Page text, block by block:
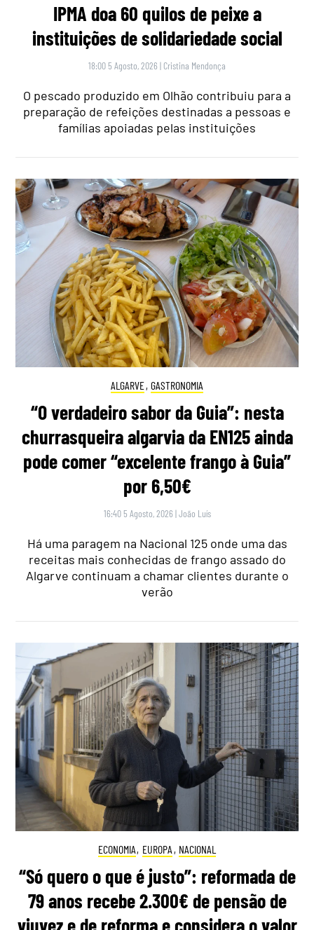
IPMA doa 60 quilos de peixe a
instituições de solidariedade social
18:00 5 Agosto, 2026 | Cristina Mendonça
O pescado produzido em Olhão contribuiu para a
preparação de refeições destinadas a pessoas e
famílias apoiadas pelas instituições
ALGARVE, GASTRONOMIA
“O verdadeiro sabor da Guia”: nesta
churrasqueira algarvia da EN125 ainda
pode comer “excelente frango à Guia”
por 6,50€
16:40 5 Agosto, 2026 |João Luís
Há uma paragem na Nacional 125 onde uma das
receitas mais conhecidas de frango assado do
Algarve continuam a chamar clientes durante o
verão
ECONOMIA, EUROPA , NACIONAL
“Só quero o que é justo”: reformada de
79 anos recebe 2.300€ de pensão de
viuvez e de reforma e considera o valor